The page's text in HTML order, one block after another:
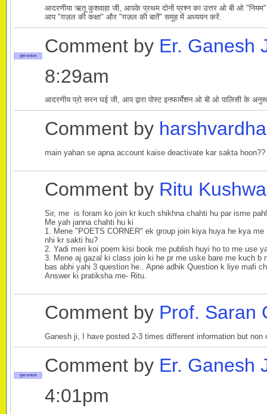
आदरणीया ऋतू कुशवाहा जी, आपके प्रथम दोनों प्रश्न का उत्तर ओ बी ओ "नियम"
आप "ग़ज़ल की कक्षा" और "ग़ज़ल की बातें" समूह में अध्ययन करें.
मुख्य प्रबंधक Comment by Er. Ganesh
8:29am
आदरणीय प्रो सरन घई जी, आप द्वारा पोस्ट इनफार्मेशन ओ बी ओ पालिसी के अनुरूप
Comment by
main yahan se apna account kaise deactivate kar sakta hoon??
Comment by Ritu
Sir, me is foram ko join kr kuch shikhna chahti hu par isme
Me yah janna chahti hu ki
1. Mene "POETS CORNER" ek group join kiya huya he kya
nhi kr sakti hu?
2. Yadi meri koi poem kisi book me publish huyi ho to me use
3. Mene aj gazal ki class join ki he pr me uske bare me kuch
bas abhi yahi 3 question he.. Apne adhik Question k liye mafi
Answer ki pratiksha me- Ritu.
Comment by Prof. Saran
Ganesh ji, I have posted 2-3 times different information but
मुख्य प्रबंधक Comment by Er. Ganesh
4:01pm